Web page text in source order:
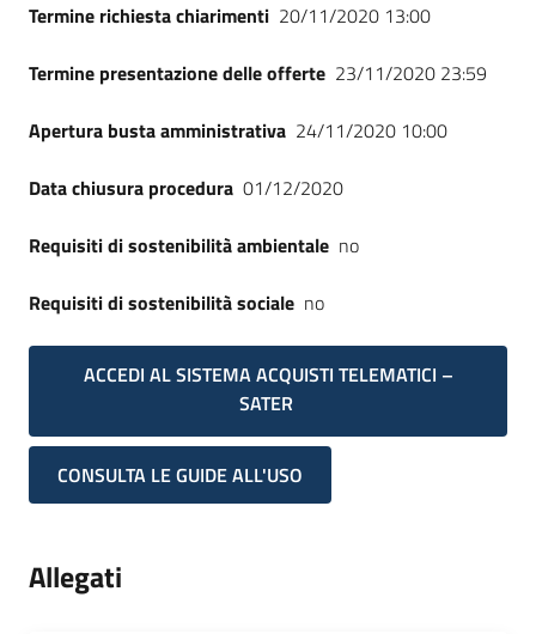
Termine richiesta chiarimenti 20/11/2020 13:00
Termine presentazione delle offerte 23/11/2020 23:59
Apertura busta amministrativa 24/11/2020 10:00
Data chiusura procedura 01/12/2020
Requisiti di sostenibilità ambientale no
Requisiti di sostenibilità sociale no
ACCEDI AL SISTEMA ACQUISTI TELEMATICI –
SATER
CONSULTA LE GUIDE ALL'USO
Allegati